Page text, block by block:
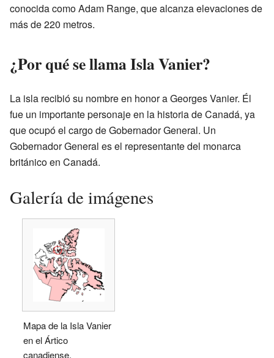
conocida como Adam Range, que alcanza elevaciones de
más de 220 metros.
¿Por qué se llama Isla Vanier?
La isla recibió su nombre en honor a Georges Vanier. Él
fue un importante personaje en la historia de Canadá, ya
que ocupó el cargo de Gobernador General. Un
Gobernador General es el representante del monarca
británico en Canadá.
Galería de imágenes
Mapa de la Isla Vanier
en el Ártico
canadiense.